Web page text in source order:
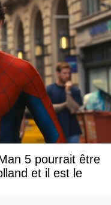
5 pourrait être
et il est le